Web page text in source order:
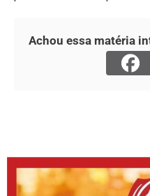
Achou essa matéria